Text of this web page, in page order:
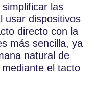
las
usar dispositivos
directo con la
más sencilla, ya
natural de
el tacto